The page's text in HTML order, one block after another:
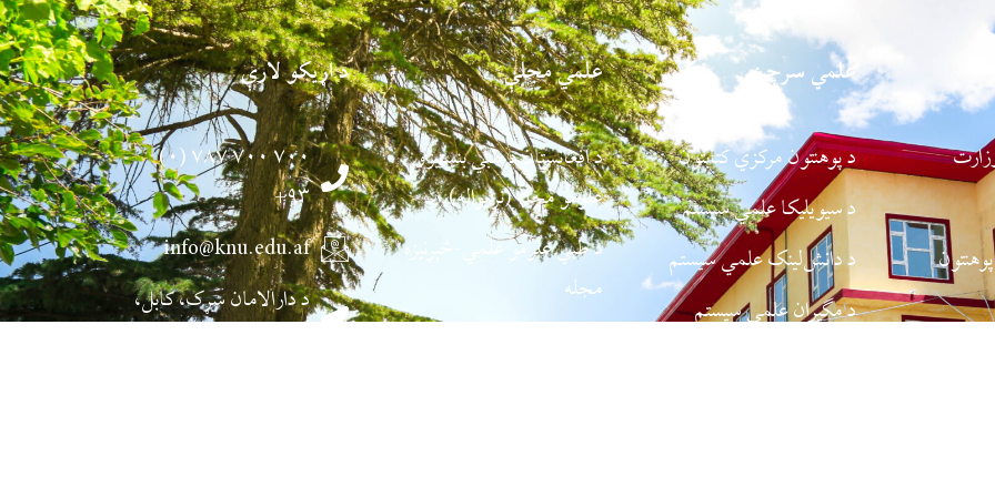
علمي سرچینې
د پوهنتون مرکزي کتابتون
د سیویلیکا علمي سیستم
د دانش‌لینک علمي سیستم
د مگیران علمي سیستم
علمي مجلې
د افغانستان د طبي بنسټیزو
علومو مجله (نړیواله)
د طبي علومو علمي-څېړنیزه
مجله
د اړیکو لارې
۷۰۰ ۷۰۰ ۷۸۷ (۰)
۹۳+
info@knu.edu.af
د دارالامان سړک، کابل،